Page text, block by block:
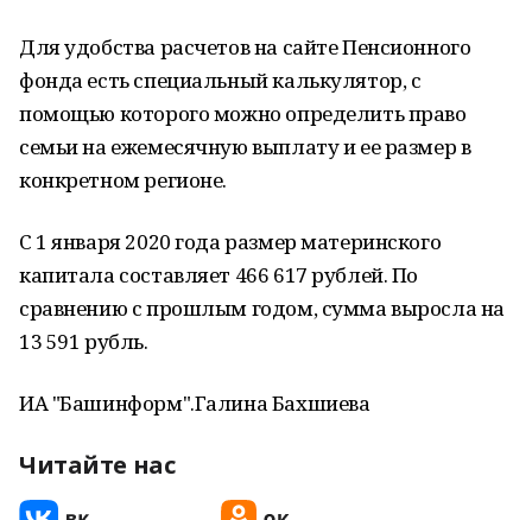
Для удобства расчетов на сайте Пенсионного
фонда есть специальный калькулятор, с
помощью которого можно определить право
семьи на ежемесячную выплату и ее размер в
конкретном регионе.
С 1 января 2020 года размер материнского
капитала составляет 466 617 рублей. По
сравнению с прошлым годом, сумма выросла на
13 591 рубль.
ИА "Башинформ".Галина Бахшиева
Читайте нас